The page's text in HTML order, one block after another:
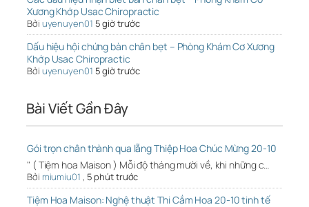
Xương Khớp Usac Chiropractic
Bởi uyenuyen01 5 giờ trước
Dấu hiệu hội chứng bàn chân bẹt – Phòng Khám Cơ Xương
Khớp Usac Chiropractic
Bởi uyenuyen01 5 giờ trước
Bài Viết Gần Đây
Gói trọn chân thành qua lẵng Thiệp Hoa Chúc Mừng 20-10
" ( Tiệm hoa Maison ) Mỗi độ tháng mười về, khi những c…
Bởi miumiu01 , 5 phút trước
Tiệm Hoa Maison: Nghệ thuật Thi Cắm Hoa 20-10 tinh tế